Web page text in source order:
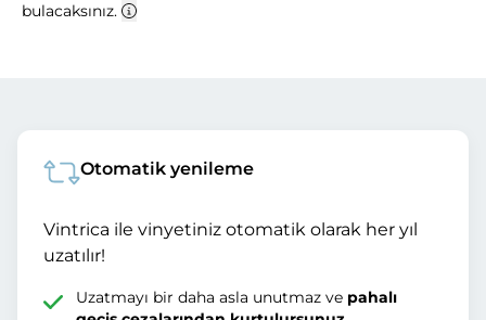
bulacaksınız.
Otomatik yenileme
Vintrica ile vinyetiniz otomatik olarak her yıl
uzatılır!
Uzatmayı bir daha asla unutmaz ve pahalı